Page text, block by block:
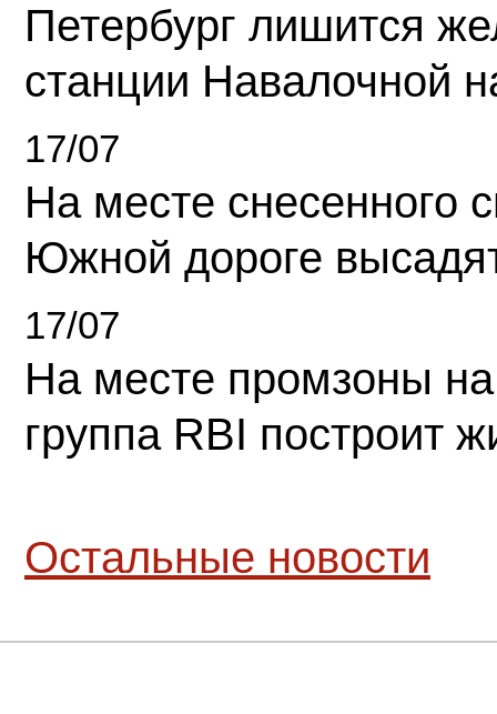
Петербург лишится
станции Навалочной
17/07
На месте снесенного
Южной дороге
17/07
На месте промзоны
группа RBI построит
Остальные новости